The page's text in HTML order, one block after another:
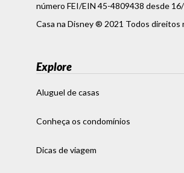
número FEI/EIN 45-4809438 desde
Casa na Disney ® 2021 Todos direitos
Explore
Aluguel de casas
Conheça os condomínios
Dicas de viagem